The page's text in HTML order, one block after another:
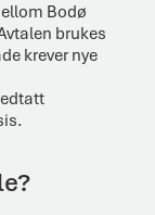
Bodø
brukes
krever nye